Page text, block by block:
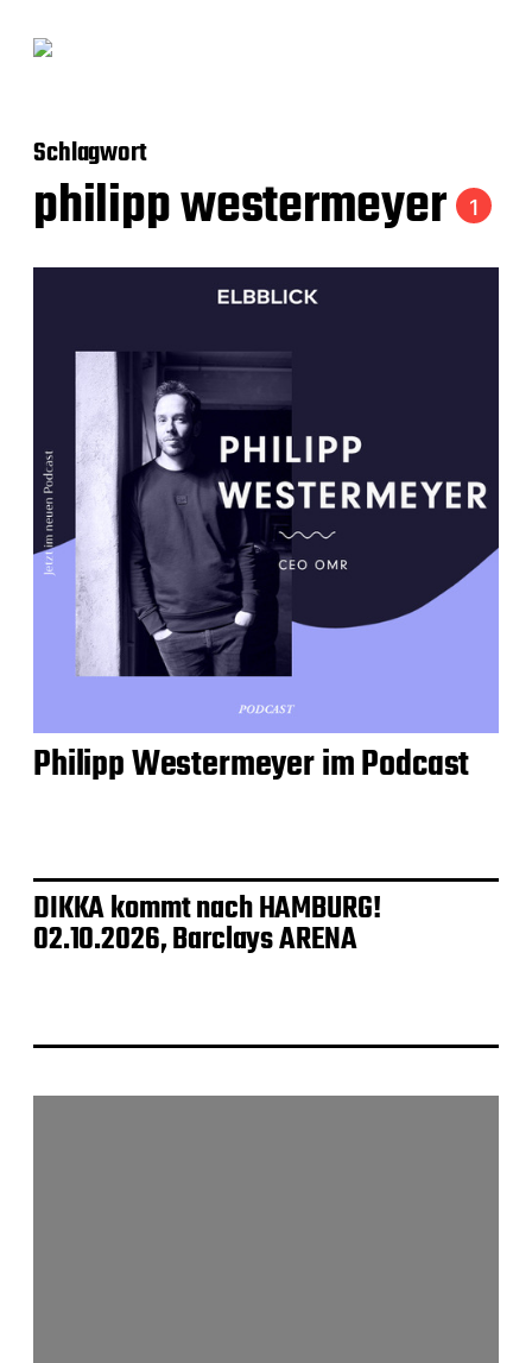
Schlagwort
philipp westermeyer 1
Philipp Westermeyer im Podcast
DIKKA kommt nach HAMBURG!
02.10.2026, Barclays ARENA